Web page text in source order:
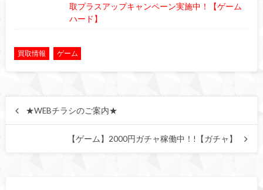
取プラスアップキャンペーン実施中！【ゲーム
ハード】
買取情報 ゲーム
★WEBチラシのご案内★
【ゲーム】2000円ガチャ稼働中！!【ガチャ】